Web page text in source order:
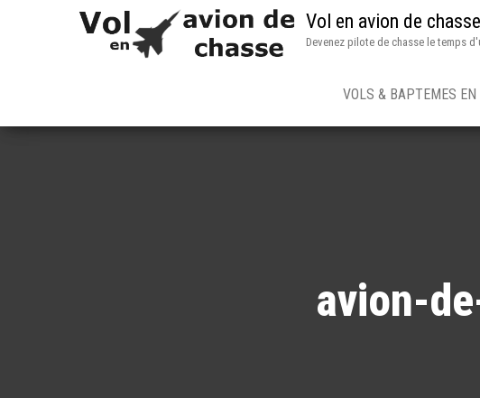
Vol en avion de chasse
Devenez pilote de chasse le temps
VOLS & BAPTEMES
avion-